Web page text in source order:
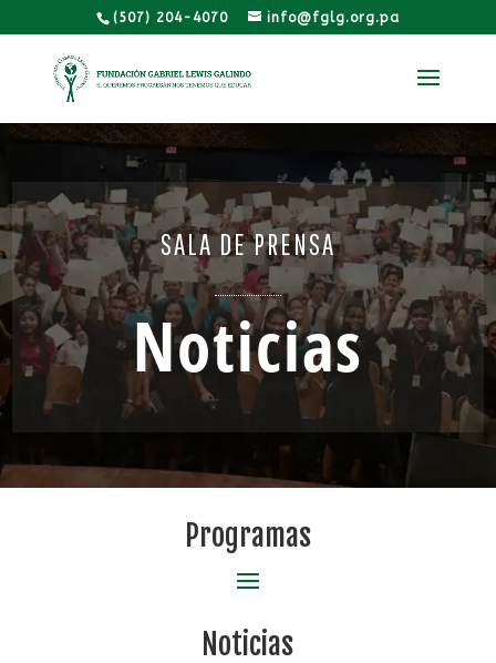
(507) 204-4070 info@fglg.org.pa
SALA DE PRENSA
Noticias
Programas
Noticias